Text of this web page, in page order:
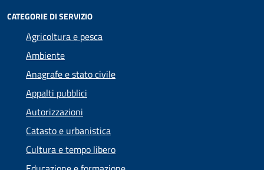
CATEGORIE DI SERVIZIO
Agricoltura e pesca
Ambiente
Anagrafe e stato civile
Appalti pubblici
Autorizzazioni
Catasto e urbanistica
Cultura e tempo libero